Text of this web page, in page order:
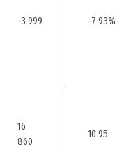
-3 999 -7.93%
16
860
10.95